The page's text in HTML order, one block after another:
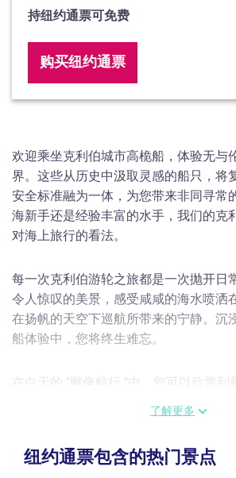
持纽约通票可免费
购买纽约通票
欢迎乘坐克利伯城市高桅船，体验无与
界。这些从历史中汲取灵感的船只，将
安全标准融为一体，为您带来非同寻常
海新手还是经验丰富的水手，我们的克
对海上旅行的看法。
每一次克利伯游轮之旅都是一次抛开日
令人惊叹的美景，感受咸咸的海水喷洒
在扬帆的天空下巡航所带来的宁静。沉
船体验中，您将终生难忘。
在白天的 “雕像航行 ”中，您可以欣赏到
神像、州长岛和埃利斯岛的美景。船从
船上有全套的站立酒吧，为那些想通过
了解更多
纽约通票包含的热门景点